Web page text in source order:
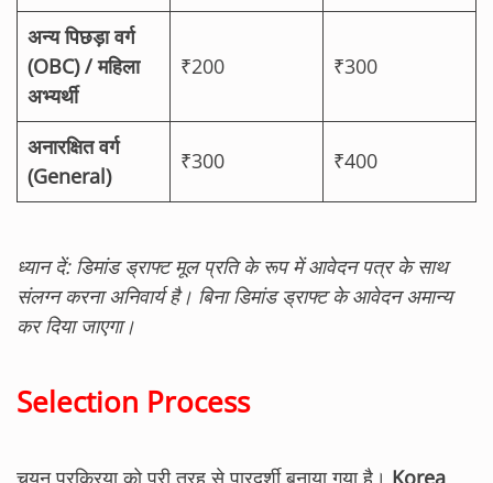
अन्य पिछड़ा वर्ग
(OBC) / महिला
अभ्यर्थी
₹200 ₹300
अनारक्षित वर्ग
(General)
₹300 ₹400
ध्यान दें: डिमांड ड्राफ्ट मूल प्रति के रूप में आवेदन पत्र के साथ
संलग्न करना अनिवार्य है। बिना डिमांड ड्राफ्ट के आवेदन अमान्य
कर दिया जाएगा।
Selection Process
चयन प्रक्रिया को पूरी तरह से पारदर्शी बनाया गया है। Korea